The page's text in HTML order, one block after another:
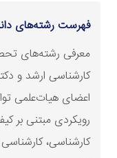
فهرست رشته‌های
معرفی رشته‌های
کارشناسی ارشد و
اعضای هیات‌علمی
رویکردی مبتنی بر
کارشناسی، کارشناسی